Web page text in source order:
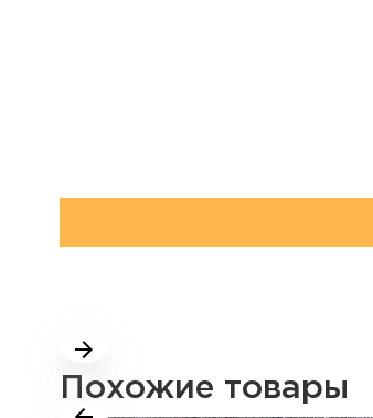
Похожие товары